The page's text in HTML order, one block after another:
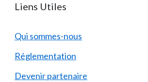
Liens Utiles
Qui sommes-nous
Réglementation
Devenir partenaire